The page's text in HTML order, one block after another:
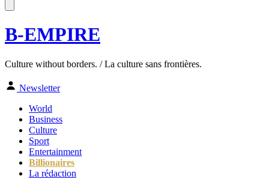
B-EMPIRE
Culture without borders. / La culture sans frontières.
Newsletter
World
Business
Culture
Sport
Entertainment
Billionaires
La rédaction